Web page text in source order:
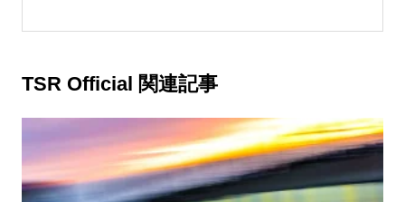
TSR Official 関連記事